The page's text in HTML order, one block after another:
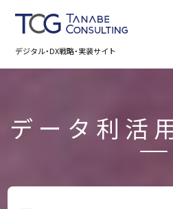
デジタル・DX戦略・実装サイト
データ利活